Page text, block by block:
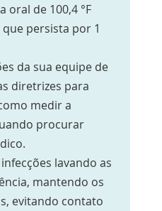
oral de 100,4 °F
que persista por 1
da sua equipe de
diretrizes para
medir a
procurar
lavando as
mantendo os
evitando contato